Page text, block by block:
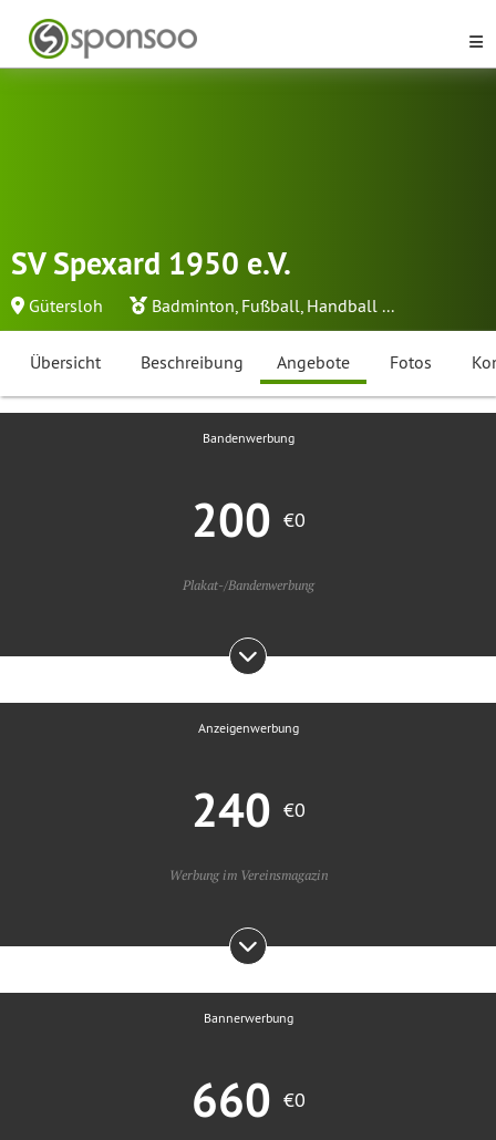
SV Spexard 1950 e.V.
Gütersloh Badminton, Fußball, Handball ...
Übersicht Beschreibung Angebote Fotos
Bandenwerbung
200 €0
Plakat-/Bandenwerbung
Anzeigenwerbung
240 €0
Werbung im Vereinsmagazin
Bannerwerbung
660 €0